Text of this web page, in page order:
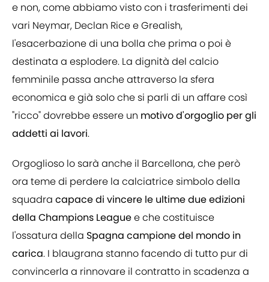
e non, come abbiamo visto con i trasferimenti dei
vari Neymar, Declan Rice e Grealish,
l'esacerbazione di una bolla che prima o poi è
destinata a esplodere. La dignità del calcio
femminile passa anche attraverso la sfera
economica e già solo che si parli di un affare così
"ricco" dovrebbe essere un motivo d'orgoglio per gli
addetti ai lavori.
Orgoglioso lo sarà anche il Barcellona, che però
ora teme di perdere la calciatrice simbolo della
squadra capace di vincere le ultime due edizioni
della Champions Leaguee che costituisce
l'ossatura della Spagna campione del mondo in
carica. I blaugrana stanno facendo di tutto pur di
convincerla a rinnovare il contratto in scadenza a